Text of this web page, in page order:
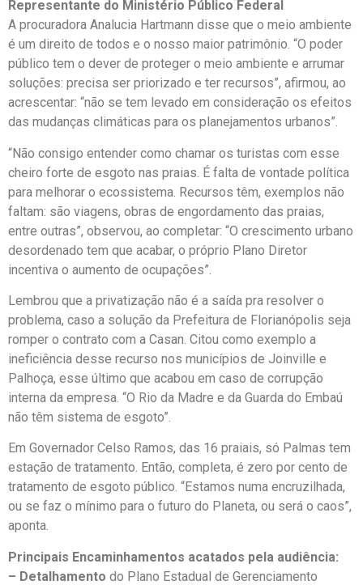
Representante do Ministério Público Federal
A procuradora Analucia Hartmann disse que o meio ambiente
é um direito de todos e o nosso maior patrimônio. “O poder
público tem o dever de proteger o meio ambiente e arrumar
soluções: precisa ser priorizado e ter recursos”, afirmou, ao
acrescentar: “não se tem levado em consideração os efeitos
das mudanças climáticas para os planejamentos urbanos”.
“Não consigo entender como chamar os turistas com esse
cheiro forte de esgoto nas praias. É falta de vontade política
para melhorar o ecossistema. Recursos têm, exemplos não
faltam: são viagens, obras de engordamento das praias,
entre outras”, observou, ao completar: “O crescimento urbano
desordenado tem que acabar, o próprio Plano Diretor
incentiva o aumento de ocupações”.
Lembrou que a privatização não é a saída pra resolver o
problema, caso a solução da Prefeitura de Florianópolis seja
romper o contrato com a Casan. Citou como exemplo a
ineficiência desse recurso nos municípios de Joinville e
Palhoça, esse último que acabou em caso de corrupção
interna da empresa. “O Rio da Madre e da Guarda do Embaú
não têm sistema de esgoto”.
Em Governador Celso Ramos, das 16 praiais, só Palmas tem
estação de tratamento. Então, completa, é zero por cento de
tratamento de esgoto público. “Estamos numa encruzilhada,
ou se faz o mínimo para o futuro do Planeta, ou será o caos”,
aponta.
Principais Encaminhamentos acatados pela audiência:
– Detalhamento do Plano Estadual de Gerenciamento